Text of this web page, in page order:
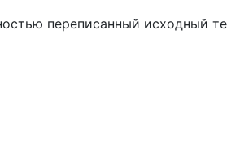
переписанный исходный